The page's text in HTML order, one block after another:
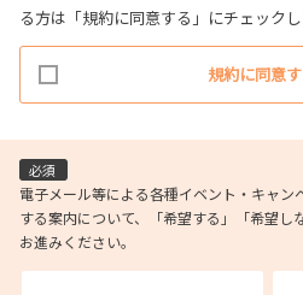
1.当社ホームページ上に掲示する「プラ
適切に取り扱うものとします。
2.当社が取得したお客様の個人情報は、
(1)お申し込み頂いたリクエストに対応
するため。
(2)本リクエストに関するお問い合わせ
ため。
(3)当社が取り扱う商品・サービスに関
る方は「規約に同意する」にチェックし
規約に同意
必須
電子メール等による各種イベント・キャン
する案内について、「希望する」「希望し
お進みください。